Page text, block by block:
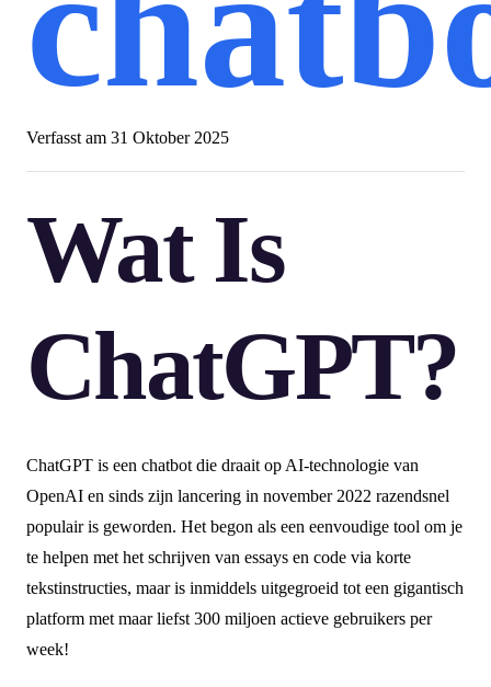
Verfasst am 31 Oktober 2025
Wat Is
ChatGPT?
ChatGPT is een chatbot die draait op AI-technologie van
OpenAI en sinds zijn lancering in november 2022 razendsnel
populair is geworden. Het begon als een eenvoudige tool om je
te helpen met het schrijven van essays en code via korte
tekstinstructies, maar is inmiddels uitgegroeid tot een gigantisch
platform met maar liefst 300 miljoen actieve gebruikers per
week!